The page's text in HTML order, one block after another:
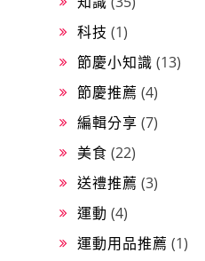
科技 (1)
節慶小知識 (13)
節慶推薦 (4)
編輯分享 (7)
美食 (22)
送禮推薦 (3)
運動 (4)
運動用品推薦 (1)